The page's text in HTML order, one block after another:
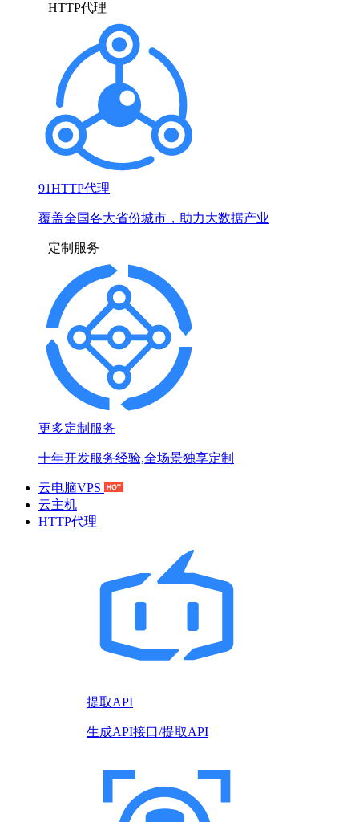
HTTP代理
91HTTP代理
覆盖全国各大省份城市，助力大数据产业
定制服务
更多定制服务
十年开发服务经验,全场景独享定制
云电脑VPS
云主机
HTTP代理
提取API
生成API接口/提取API